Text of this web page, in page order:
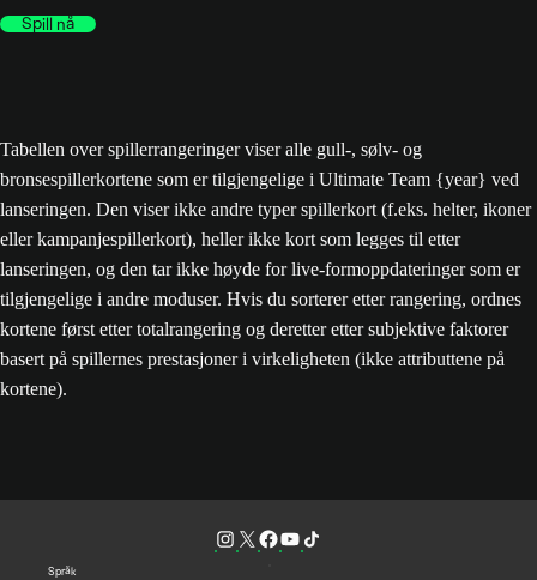
Spill nå
Tabellen over spillerrangeringer viser alle gull-, sølv- og
bronsespillerkortene som er tilgjengelige i Ultimate Team {year} ved
lanseringen. Den viser ikke andre typer spillerkort (f.eks. helter, ikoner
eller kampanjespillerkort), heller ikke kort som legges til etter
lanseringen, og den tar ikke høyde for live-formoppdateringer som er
tilgjengelige i andre moduser. Hvis du sorterer etter rangering, ordnes
kortene først etter totalrangering og deretter etter subjektive faktorer
basert på spillernes prestasjoner i virkeligheten (ikke attributtene på
kortene).
Språk